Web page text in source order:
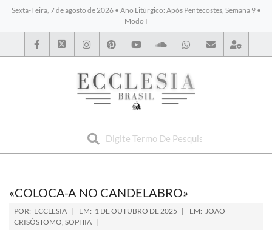
Sexta-Feira, 7 de agosto de 2026 • Ano Litúrgico: Após Pentecostes, Semana 9 •
Modo I
BYBLOS
«COLOCA-A NO CANDELABRO»
POR: ECCLESIA EM: 1 DE OUTUBRO DE 2025 EM: JOÃO
CRISÓSTOMO, SOPHIA